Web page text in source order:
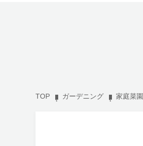
TOP ガーデニング 家庭菜園